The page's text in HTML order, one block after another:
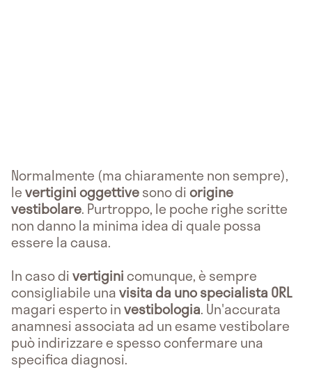
Normalmente (ma chiaramente non sempre),
levertigini oggettivesono diorigine
vestibolare. Purtroppo, le poche righe scritte
non danno la minima idea di quale possa
essere la causa.
In caso divertiginicomunque, è sempre
consigliabile unavisita da uno specialista ORL
magari esperto investibologia. Un'accurata
anamnesi associata ad un esame vestibolare
può indirizzare e spesso confermare una
specifica diagnosi.